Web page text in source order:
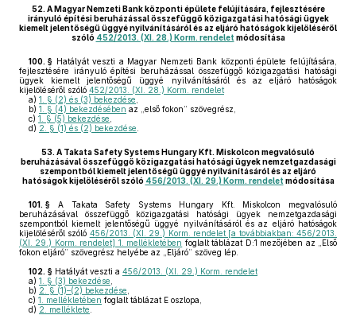
52. A Magyar Nemzeti Bank központi épülete felújítására, fejlesztésére
irányuló építési beruházással összefüggő közigazgatási hatósági ügyek
kiemelt jelentőségű üggyé nyilvánításáról és az eljáró hatóságok kijelöléséről
szóló 452/2013. (XI. 28.) Korm. rendelet módosítása
100. § Hatályát veszti a Magyar Nemzeti Bank központi épülete felújítására,
fejlesztésére irányuló építési beruházással összefüggő közigazgatási hatósági
ügyek kiemelt jelentőségű üggyé nyilvánításáról és az eljáró hatóságok
kijelöléséről szóló 452/2013. (XI. 28.) Korm. rendelet
a) 1. § (2) és (3) bekezdése
b) 1. § (4) bekezdésében az „első fokon” szövegrész,
c) 1. § (5) bekezdése
d) 2. § (1) és (2) bekezdése
53. A Takata Safety Systems Hungary Kft. Miskolcon megvalósuló
beruházásával összefüggő közigazgatási hatósági ügyek nemzetgazdasági
szempontból kiemelt jelentőségű üggyé nyilvánításáról és az eljáró
hatóságok kijelöléséről szóló 456/2013. (XI. 29.) Korm. rendelet módosítása
101. § A Takata Safety Systems Hungary Kft. Miskolcon megvalósuló
beruházásával összefüggő közigazgatási hatósági ügyek nemzetgazdasági
szempontból kiemelt jelentőségű üggyé nyilvánításáról és az eljáró hatóságok
kijelöléséről szóló 456/2013. (XI. 29.) Korm. rendelet [a továbbiakban: 456/2013.
(XI. 29.) Korm. rendelet] 1. mellékletében foglalt táblázat D:1 mezőjében az „Első
fokon eljáró” szövegrész helyébe az „Eljáró” szöveg lép.
102. § Hatályát veszti a 456/2013. (XI. 29.) Korm. rendelet
a) 1. § (3) bekezdése
b) 2. § (1)–(2) bekezdése
c) 1. mellékletében foglalt táblázat E oszlopa,
d) 2. melléklete